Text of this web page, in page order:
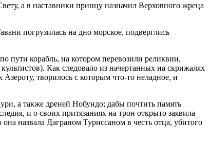
а в наставники принцу назначил Верховного жреца
погрузилась на дно морское, подверглись
пути корабль, на котором перевозили реликвии,
Как следовало из начертанных на скрижалях
творилось с которым что-то неладное, и
а также дреней Нобундо; дабы почтить память
и о своих притязаниях на трон открыто заявила
назвала Даграном Туриссаном в честь отца, убитого